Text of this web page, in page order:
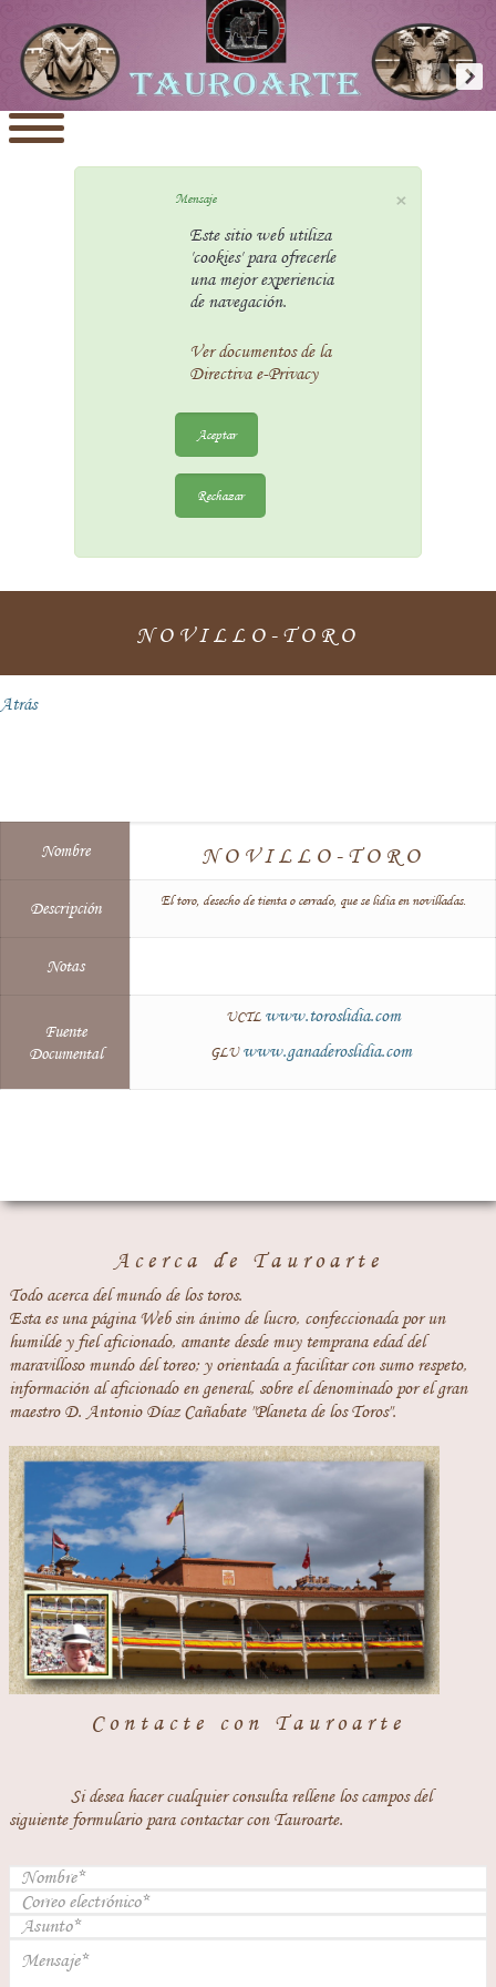
×
Mensaje
Este sitio web utiliza
'cookies' para ofrecerle
una mejor experiencia
de navegación.
Ver documentos de la
Directiva e-Privacy
Aceptar
Rechazar
NOVILLO-TORO
Atrás
Nombre NOVILLO-TORO
Descripción El toro, desecho de tienta o cerrado, que se lidia en novilladas.
Notas
Fuente
Documental
UCTL www.toroslidia.com
GLU www.ganaderoslidia.com
Acerca de Tauroarte
Todo acerca del mundo de los toros.
Esta es una página Web sin ánimo de lucro, confeccionada por un
humilde y fiel aficionado, amante desde muy temprana edad del
maravilloso mundo del toreo; y orientada a facilitar con sumo respeto,
información al aficionado en general, sobre el denominado por el gran
maestro D. Antonio Díaz Cañabate "Planeta de los Toros".
Contacte con Tauroarte
Si desea hacer cualquier consulta rellene los campos del
siguiente formulario para contactar con Tauroarte.